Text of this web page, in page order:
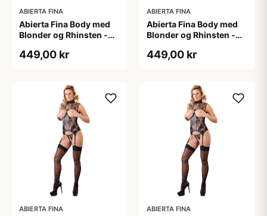
ABIERTA FINA
Abierta Fina Body med
Blonder og Rhinsten -
449,00 kr
ABIERTA FINA
Abierta Fina Body med
Blonder og Rhinsten -
449,00 kr
ABIERTA FINA ABIERTA FINA